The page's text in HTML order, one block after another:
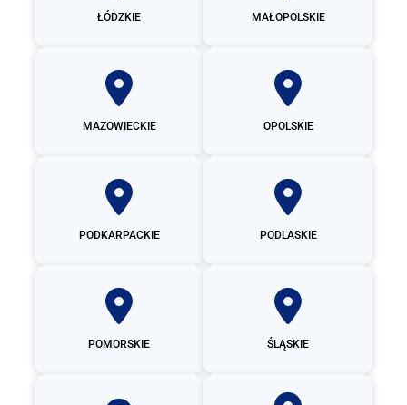
ŁÓDZKIE MAŁOPOLSKIE
MAZOWIECKIE OPOLSKIE
PODKARPACKIE PODLASKIE
POMORSKIE ŚLĄSKIE